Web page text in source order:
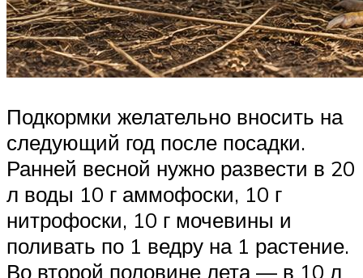
Подкормки желательно вносить на
следующий год после посадки.
Ранней весной нужно развести в 20
л воды 10 г аммофоски, 10 г
нитрофоски, 10 г мочевины и
поливать по 1 ведру на 1 растение.
Во второй половине лета — в 10 л